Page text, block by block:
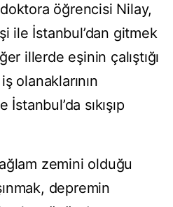
öğrencisi Nilay,
ile İstanbul’dan gitmek
illerde eşinin çalıştığı
olanaklarının
sıkışıp
zemini olduğu
depremin